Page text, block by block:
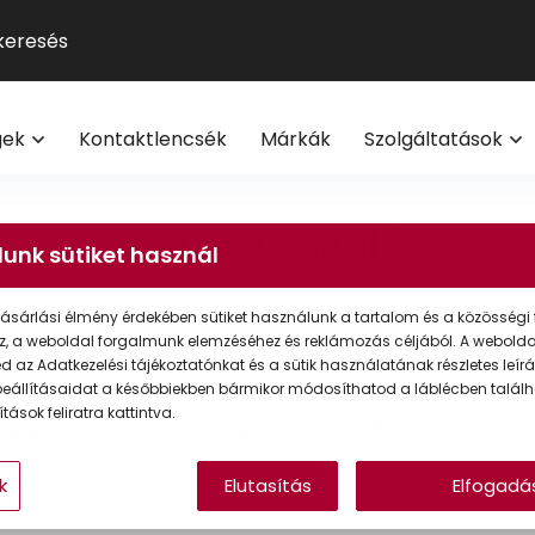
Kontaktlencsék Márkák Szolgáltatások
akció 20% I Vision Express Webshop
Olvasó- és
GYIK
Polaroid
Kollekciók
Napszemüveg Outlet
Törzsvásárlói ajánlatok
Ray-Ban
Világmárkák
Panaszkezelés
bizalommal az alábbi
.
Feltételekben tájékozódhat:
felmerült kérdésben.
sütiket használ
élmény érdekében sütiket használunk a tartalom és a közösségi
a weboldal forgalmunk elemzéséhez és reklámozás céljából. A
az Adatkezelési tájékoztatónkat és a sütik használatának részletes
a későbbiekben bármikor módosíthatod a láblécben
feliratra kattintva.
Elutasítás